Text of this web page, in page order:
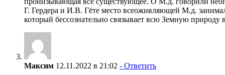
Г. Гердера и И.В. Гёте место всеоживляющей М.д.
который бессознательно связывает всю Земную природу
Максим 12.11.2022 в 21:02 - Ответить